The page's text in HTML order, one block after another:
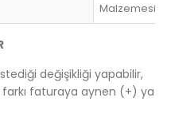
Malzemesi)
değişikliği yapabilir,
faturaya aynen (+) ya